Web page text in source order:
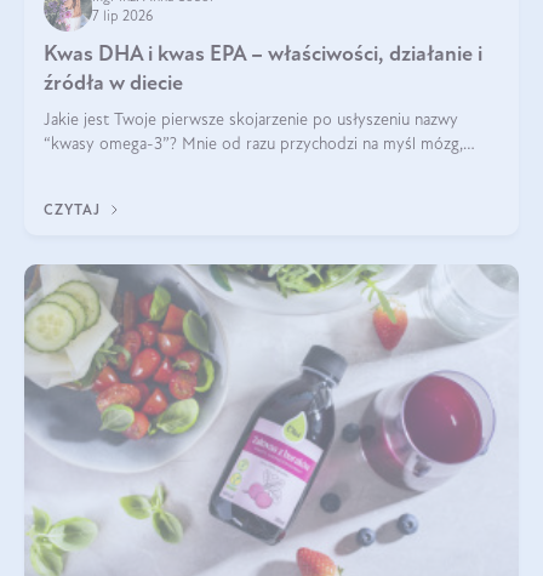
7 lip 2026
Kwas DHA i kwas EPA – właściwości, działanie i
źródła w diecie
Jakie jest Twoje pierwsze skojarzenie po usłyszeniu nazwy
“kwasy omega-3”? Mnie od razu przychodzi na myśl mózg,
EPA.
CZYTAJ